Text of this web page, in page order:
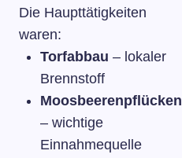
Die Haupttätigkeiten
waren:
Torfabbau – lokaler
Brennstoff
Moosbeerenpflücken
– wichtige
Einnahmequelle